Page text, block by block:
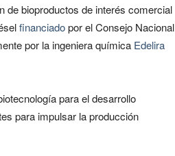
de bioproductos de interés comercial
financiadopor el Consejo Nacional
por la ingeniera química Edelira
para el desarrollo
para impulsar la producción